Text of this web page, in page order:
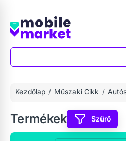
Kezdőlap Műszaki Cikk
Termékek Szűrő